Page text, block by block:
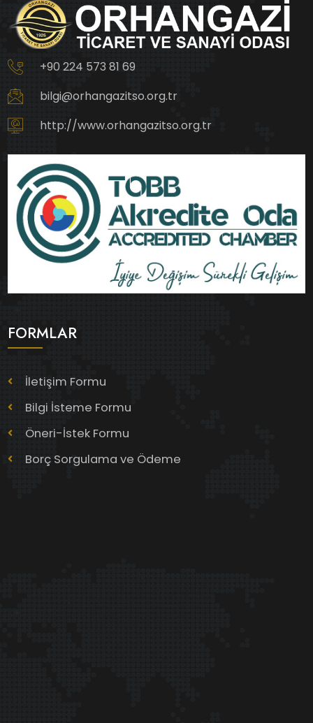
+90 224 573 81 69
bilgi@orhangazitso.org.tr
http://www.orhangazitso.org.tr
FORMLAR
İletişim Formu
Bilgi İsteme Formu
Öneri-İstek Formu
Borç Sorgulama ve Ödeme